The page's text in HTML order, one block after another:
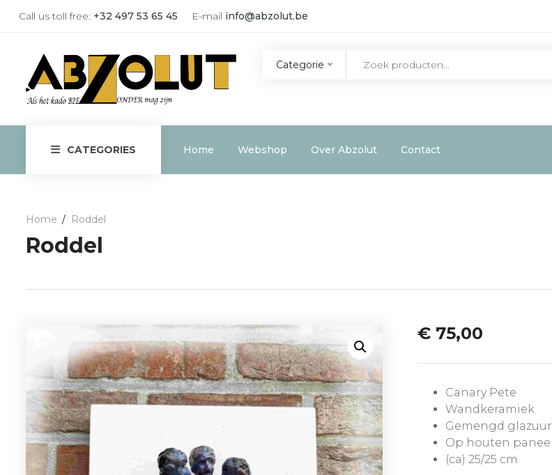
Call us toll free: +32 497 53 65 45 E-mail info@abzolut.be
Categorie
CATEGORIES Home Webshop Over Abzolut Contact
Home Roddel
Roddel
€75,00
Canary Pete
Wandkeramiek
Gemengd glazuur
Op houten paneel
(ca) 25/25 cm